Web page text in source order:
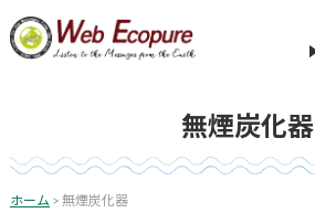
ン
キ
ッ
無煙炭化器
ホーム > 無煙炭化器